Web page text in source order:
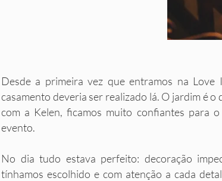
Desde a primeira vez que entramos na Love
casamento deveria ser realizado lá. O jardim é o
com a Kelen, ficamos muito confiantes para
evento. ​
No dia tudo estava perfeito: decoração
tínhamos escolhido e com atenção a cada